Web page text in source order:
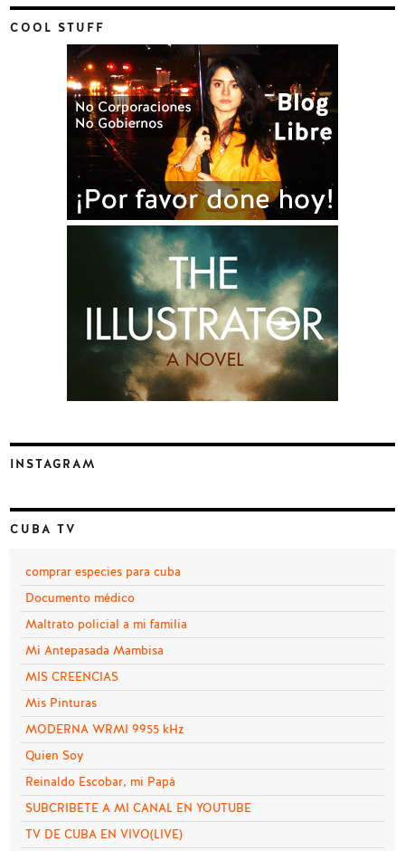
COOL STUFF
INSTAGRAM
CUBA TV
comprar especies para cuba
Documento médico
Maltrato policial a mi familia
Mi Antepasada Mambisa
MIS CREENCIAS
Mis Pinturas
MODERNA WRMI 9955 kHz
Quien Soy
Reinaldo Escobar, mi Papá
SUBCRIBETE A MI CANAL EN YOUTUBE
TV DE CUBA EN VIVO(LIVE)